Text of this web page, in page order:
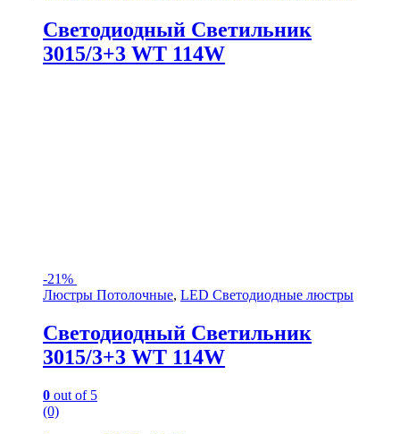
Светодиодный Светильник
3015/3+3 WT 114W
-21%
Люстры Потолочные, LED Светодиодные люстры
Светодиодный Светильник
3015/3+3 WT 114W
0 out of 5
(0)